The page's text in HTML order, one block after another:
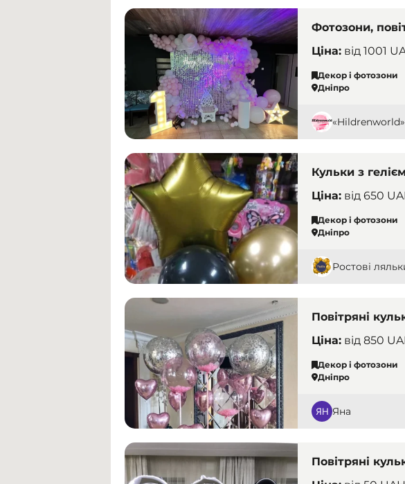
Фотозони,
Ціна: від 1001
Декор і фотозони
Дніпро
Кульки з
Ціна: від 650
Декор і фотозони
Дніпро
Ростові
Повітряні
Ціна: від 850
Декор і фотозони
Дніпро
Яна
Повітряні